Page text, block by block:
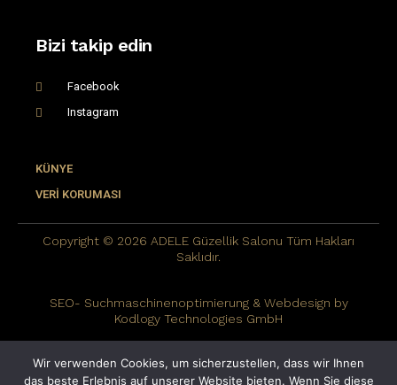
Bizi takip edin
Facebook
Instagram
KÜNYE
VERİ KORUMASI
Copyright © 2026 ADELE Güzellik Salonu Tüm Hakları
Saklıdır.
SEO- Suchmaschinenoptimierung & Webdesign by
Kodlogy Technologies GmbH
Kalıcı epilasyon Viyana
Wir verwenden Cookies, um sicherzustellen, dass wir Ihnen
das beste Erlebnis auf unserer Website bieten. Wenn Sie diese